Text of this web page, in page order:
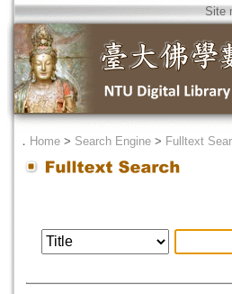
Site
． Home > Search Engine > Fulltext